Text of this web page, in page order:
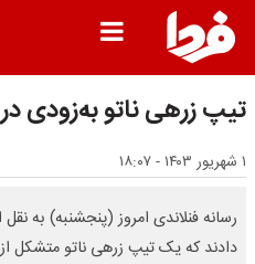
تیپ زرهی ناتو به‌زودی
۱ شهریور ۱۴۰۳ - ۱۸:۰۷
رسانه‌ فنلاندی امروز (پنجشنبه) به